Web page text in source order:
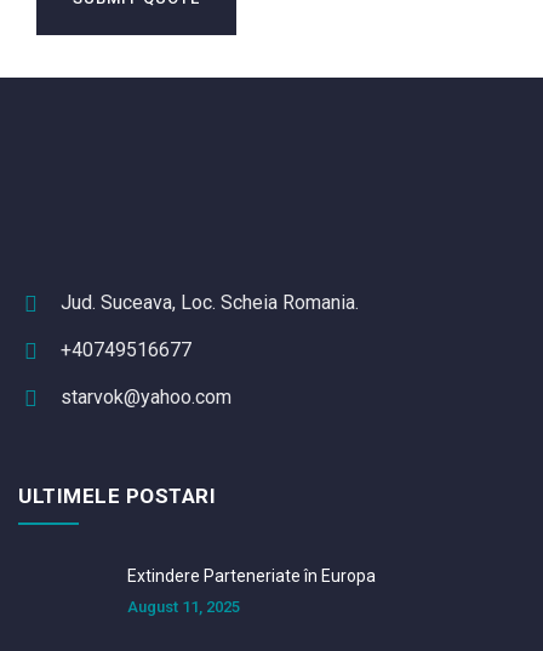
Jud. Suceava, Loc. Scheia Romania.
+40749516677
starvok@yahoo.com
ULTIMELE POSTARI
Extindere Parteneriate în Europa
August 11, 2025